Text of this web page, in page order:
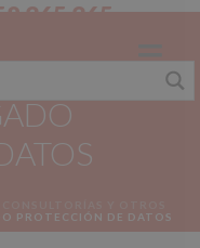
365 365
PROTECCIÓN DE DATOS